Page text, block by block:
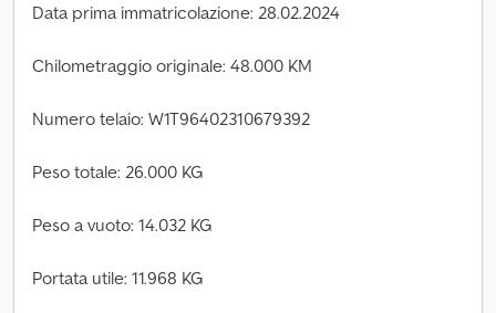
Data prima immatricolazione: 28.02.2024
Chilometraggio originale: 48.000 KM
Numero telaio: W1T96402310679392
Peso totale: 26.000 KG
Peso a vuoto: 14.032 KG
Portata utile: 11.968 KG